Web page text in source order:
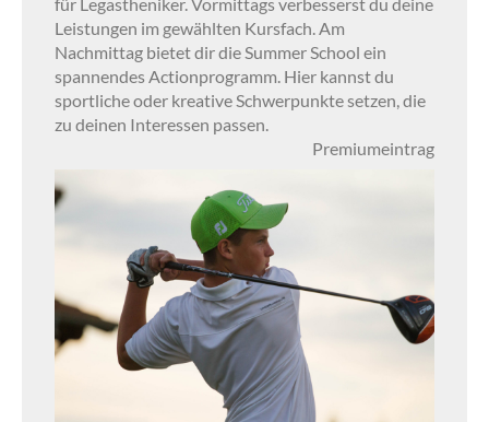
für Legastheniker. Vormittags verbesserst du deine
Leistungen im gewählten Kursfach. Am
Nachmittag bietet dir die Summer School ein
spannendes Actionprogramm. Hier kannst du
sportliche oder kreative Schwerpunkte setzen, die
zu deinen Interessen passen.
Premiumeintrag